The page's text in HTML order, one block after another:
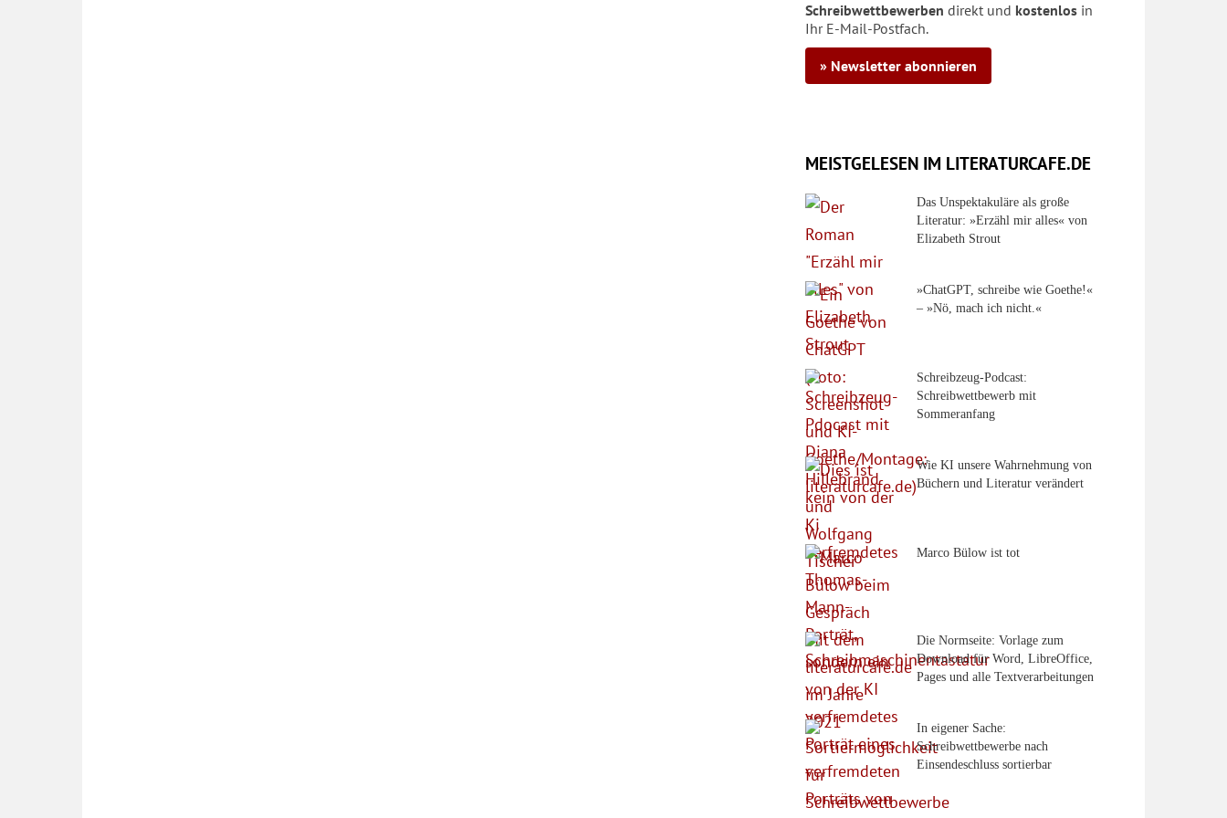
Schreibwettbewerben direkt und kostenlos in
Ihr E-Mail-Postfach.
» Newsletter abonnieren
MEISTGELESEN IM LITERATURCAFE.DE
Das Unspektakuläre als große
Literatur: »Erzähl mir alles« von
Elizabeth Strout
»ChatGPT, schreibe wie Goethe!«
– »Nö, mach ich nicht.«
Schreibzeug-Podcast:
Schreibwettbewerb mit
Sommeranfang
Wie KI unsere Wahrnehmung von
Büchern und Literatur verändert
Marco Bülow ist tot
Die Normseite: Vorlage zum
Download für Word, LibreOffice,
Pages und alle Textverarbeitungen
In eigener Sache:
Schreibwettbewerbe nach
Einsendeschluss sortierbar